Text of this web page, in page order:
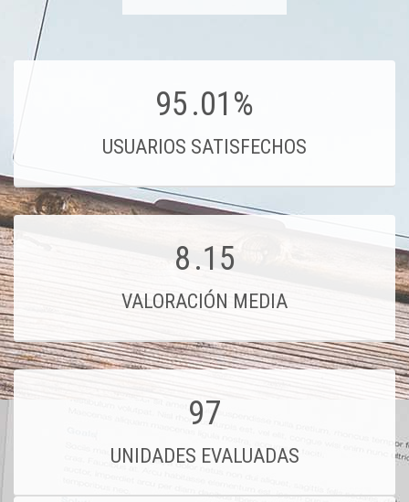
95.01%
USUARIOS SATISFECHOS
8.15
VALORACIÓN MEDIA
97
UNIDADES EVALUADAS